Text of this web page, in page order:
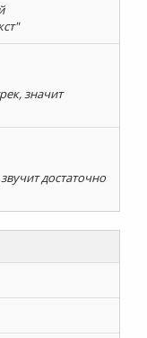
значит
достаточно